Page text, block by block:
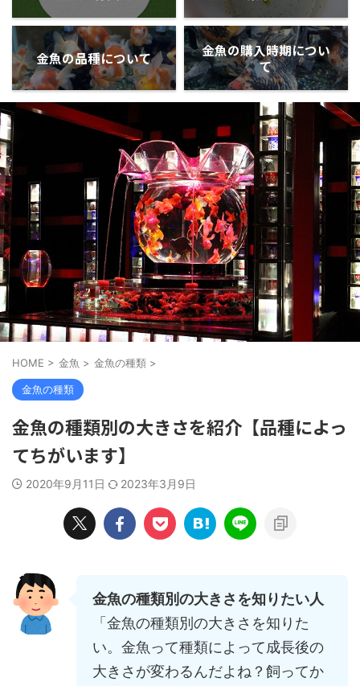
金魚の品種について
金魚の購入時期につい
て
HOME > 金魚 > 金魚の種類 >
金魚の種類
金魚の種類別の大きさを紹介【品種によっ
てちがいます】
2020年9月11日 2023年3月9日
金魚の種類別の大きさを知りたい人
「金魚の種類別の大きさを知りた
い。金魚って種類によって成長後の
大きさが変わるんだよね？飼ってか